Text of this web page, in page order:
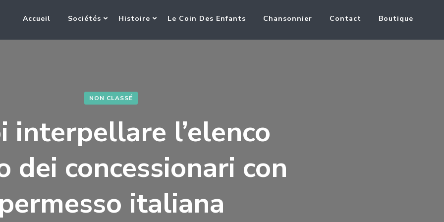
Accueil Sociétés Histoire Le Coin Des Enfants Chansonnier Contact Boutique
NON CLASSÉ
interpellare l’elenco
dei concessionari con
permesso italiana